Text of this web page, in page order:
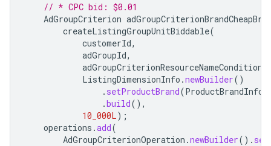
// * CPC bid: $0.01
AdGroupCriterion
createListingGroupUnitBiddable(
customerId,
adGroupId,
ListingDimensionInfo .newBuilder()
. setProductBrand(ProductBrandInfo
.build(),
10_000L);
operations .add(
AdGroupCriterionOperation .newBuilder().